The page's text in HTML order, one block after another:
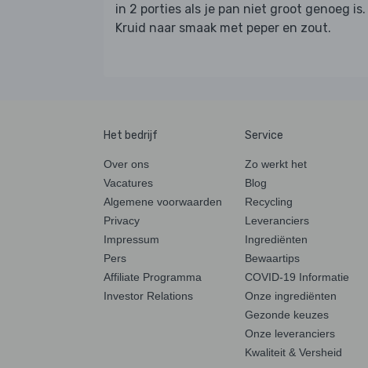
in 2 porties als je pan niet groot genoeg is.
Kruid naar smaak met peper en zout.
Het bedrijf
Over ons
Vacatures
Algemene voorwaarden
Privacy
Impressum
Pers
Affiliate Programma
Investor Relations
Service
Zo werkt het
Blog
Recycling
Leveranciers
Ingrediënten
Bewaartips
COVID-19 Informatie
Onze ingrediënten
Gezonde keuzes
Onze leveranciers
Kwaliteit & Versheid